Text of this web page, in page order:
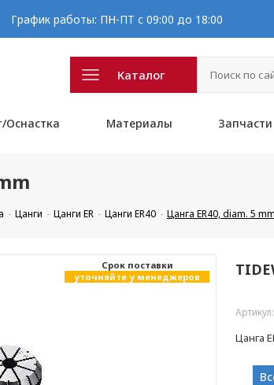
График работы: ПН-ПТ с 09:00 до 18:00
Каталог
Оснастка Материалы Запчасти
Цанги Цанги ER Цанги ER40 Цанга ER40, diam. 5 mm
Cрок поставки
уточняйте у менеджеров
Цанга